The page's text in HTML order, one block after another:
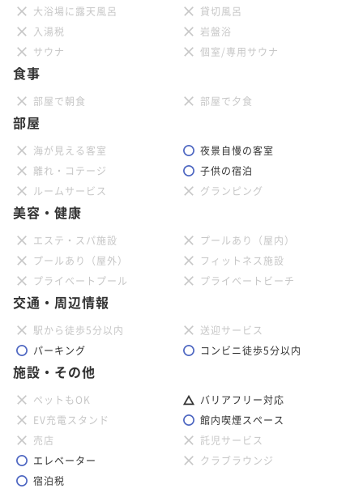
大浴場に露天風呂
貸切風呂
入湯税
岩盤浴
サウナ
個室/専用サウナ
食事
部屋で朝食 部屋で夕食
部屋
海が見える客室
夜景自慢の客室
離れ・コテージ
子供の宿泊
ルームサービス
グランピング
美容・健康
エステ・スパ施設
プールあり（屋内）
プールあり（屋外）
フィットネス施設
プライベートプール
プライベートビーチ
交通・周辺情報
駅から徒歩5分以内
送迎サービス
パーキング
コンビニ徒歩5分以内
施設・その他
ペットもOK
バリアフリー対応
EV充電スタンド
館内喫煙スペース
売店
託児サービス
エレベーター
クラブラウンジ
宿泊税